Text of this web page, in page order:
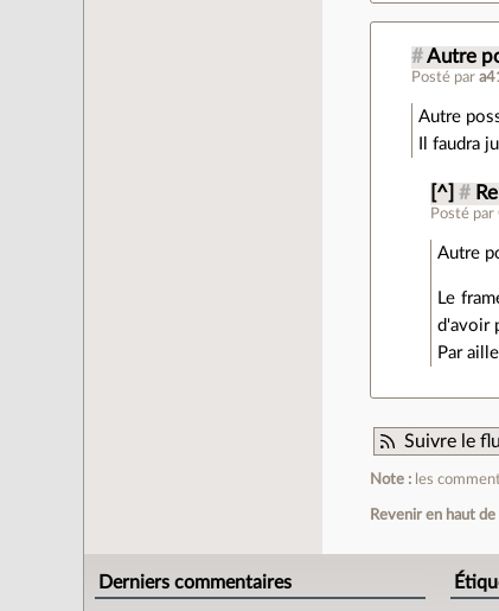
# Autre
Posté par
Autre
Il faudra
[^] #
Posté par
Autre
Le
d'avoir
Par
Suivre le
Note : les
Revenir en haut de
Derniers commentaires